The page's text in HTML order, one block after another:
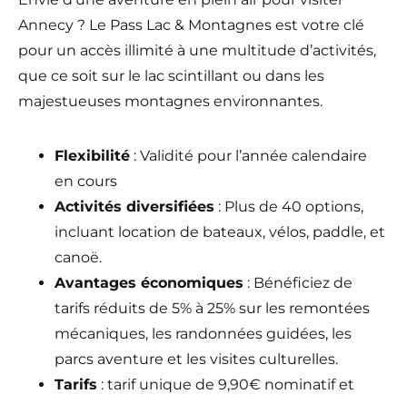
Annecy ? Le Pass Lac & Montagnes est votre clé
pour un accès illimité à une multitude d’activités,
que ce soit sur le lac scintillant ou dans les
majestueuses montagnes environnantes.
Flexibilité : Validité pour l’année calendaire
en cours
Activités diversifiées : Plus de 40 options,
incluant location de bateaux, vélos, paddle, et
canoë.
Avantages économiques : Bénéficiez de
tarifs réduits de 5% à 25% sur les remontées
mécaniques, les randonnées guidées, les
parcs aventure et les visites culturelles.
Tarifs : tarif unique de 9,90€ nominatif et